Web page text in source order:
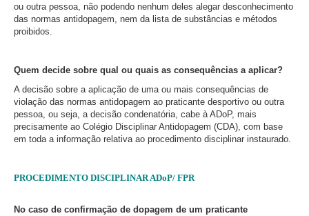
ou outra pessoa, não podendo nenhum deles alegar desconhecimento
das normas antidopagem, nem da lista de substâncias e métodos
proibidos.
Quem decide sobre qual ou quais as consequências a aplicar?
A decisão sobre a aplicação de uma ou mais consequências de
violação das normas antidopagem ao praticante desportivo ou outra
pessoa, ou seja, a decisão condenatória, cabe à ADoP, mais
precisamente ao Colégio Disciplinar Antidopagem (CDA), com base
em toda a informação relativa ao procedimento disciplinar instaurado.
PROCEDIMENTO DISCIPLINAR ADoP/ FPR
No caso de confirmação de dopagem de um praticante